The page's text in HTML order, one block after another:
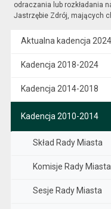
odraczania lub rozkładania
Jastrzębie Zdrój, mających
Aktualna kadencja
Kadencja 2018-2024
Kadencja 2014-2018
Kadencja 2010-2014
Skład Rady Miasta
Komisje Rady Miasta
Sesje Rady Miasta